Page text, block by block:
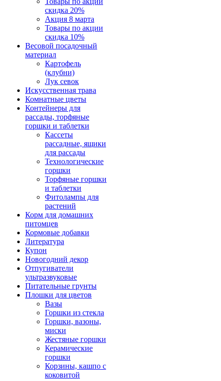
скидка 20%
Акция 8 марта
Товары по акции
скидка 10%
Весовой посадочный
материал
Картофель
(клубни)
Лук севок
Искусственная трава
Комнатные цветы
Контейнеры для
рассады, торфяные
горшки и таблетки
Кассеты
рассадные, ящики
для рассады
Технологические
горшки
Торфяные горшки
и таблетки
Фитолампы для
растений
Корм для домашних
питомцев
Кормовые добавки
Литература
Купон
Новогодний декор
Отпугиватели
ультразвуковые
Питательные грунты
Плошки для цветов
Вазы
Горшки из стекла
Горшки, вазоны,
миски
Жестяные горшки
Керамические
горшки
Корзины, кашпо с
коковитой